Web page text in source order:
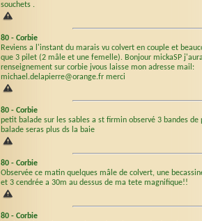
souchets .
80 - Corbie
Reviens a l'instant du marais vu colvert en couple et
que 3 pilet (2 mâle et une femelle). Bonjour mickaSP
renseignement sur corbie jvous laisse mon adresse mail:
michael.delapierre@orange.fr merci
80 - Corbie
petit balade sur les sables a st firmin observé 3 bandes
balade seras plus ds la baie
80 - Corbie
Observée ce matin quelques mâle de colvert, une
et 3 cendrée a 30m au dessus de ma tete magnifique!!
80 - Corbie